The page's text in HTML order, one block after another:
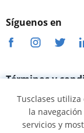
Síguenos en
Términos y
Política de
Política de
Tusclases
la
servicios y